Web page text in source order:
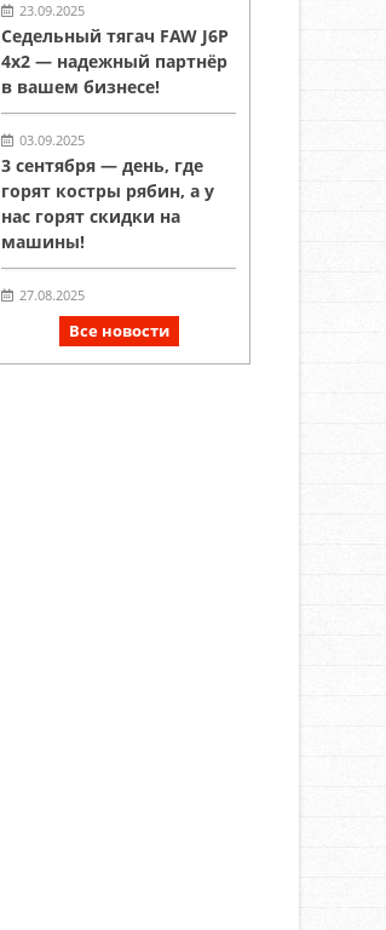
23.09.2025
Седельный тягач FAW J6P
4х2 — надежный партнёр
в вашем бизнесе!
03.09.2025
3 сентября — день, где
горят костры рябин, а у
нас горят скидки на
машины!
27.08.2025
!В НАЛИЧИИ!
Спецтехника на шасси
FAW, SITRAK
Все новости